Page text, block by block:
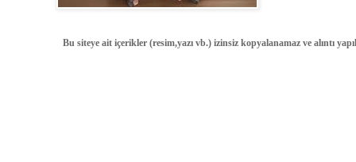
Bu siteye ait içerikler (resim,yazı vb.) izinsiz kopyalanamaz ve alıntı